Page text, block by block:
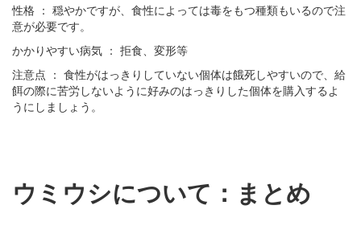
性格 ： 穏やかですが、食性によっては毒をもつ種類もいるので注
意が必要です。
かかりやすい病気 ： 拒食、変形等
注意点 ： 食性がはっきりしていない個体は餓死しやすいので、給
餌の際に苦労しないように好みのはっきりした個体を購入するよ
うにしましょう。
ウミウシについて：まとめ